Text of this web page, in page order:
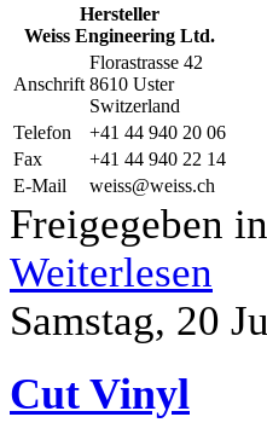
Hersteller
Weiss Engineering Ltd.
Anschrift
Florastrasse 42
8610 Uster
Switzerland
Telefon
+41 44 940 20 06
Fax
+41 44 940 22 14
E-Mail
weiss@weiss.ch
Freigegeben in
Weiterlesen
Samstag, 20
Cut Vinyl